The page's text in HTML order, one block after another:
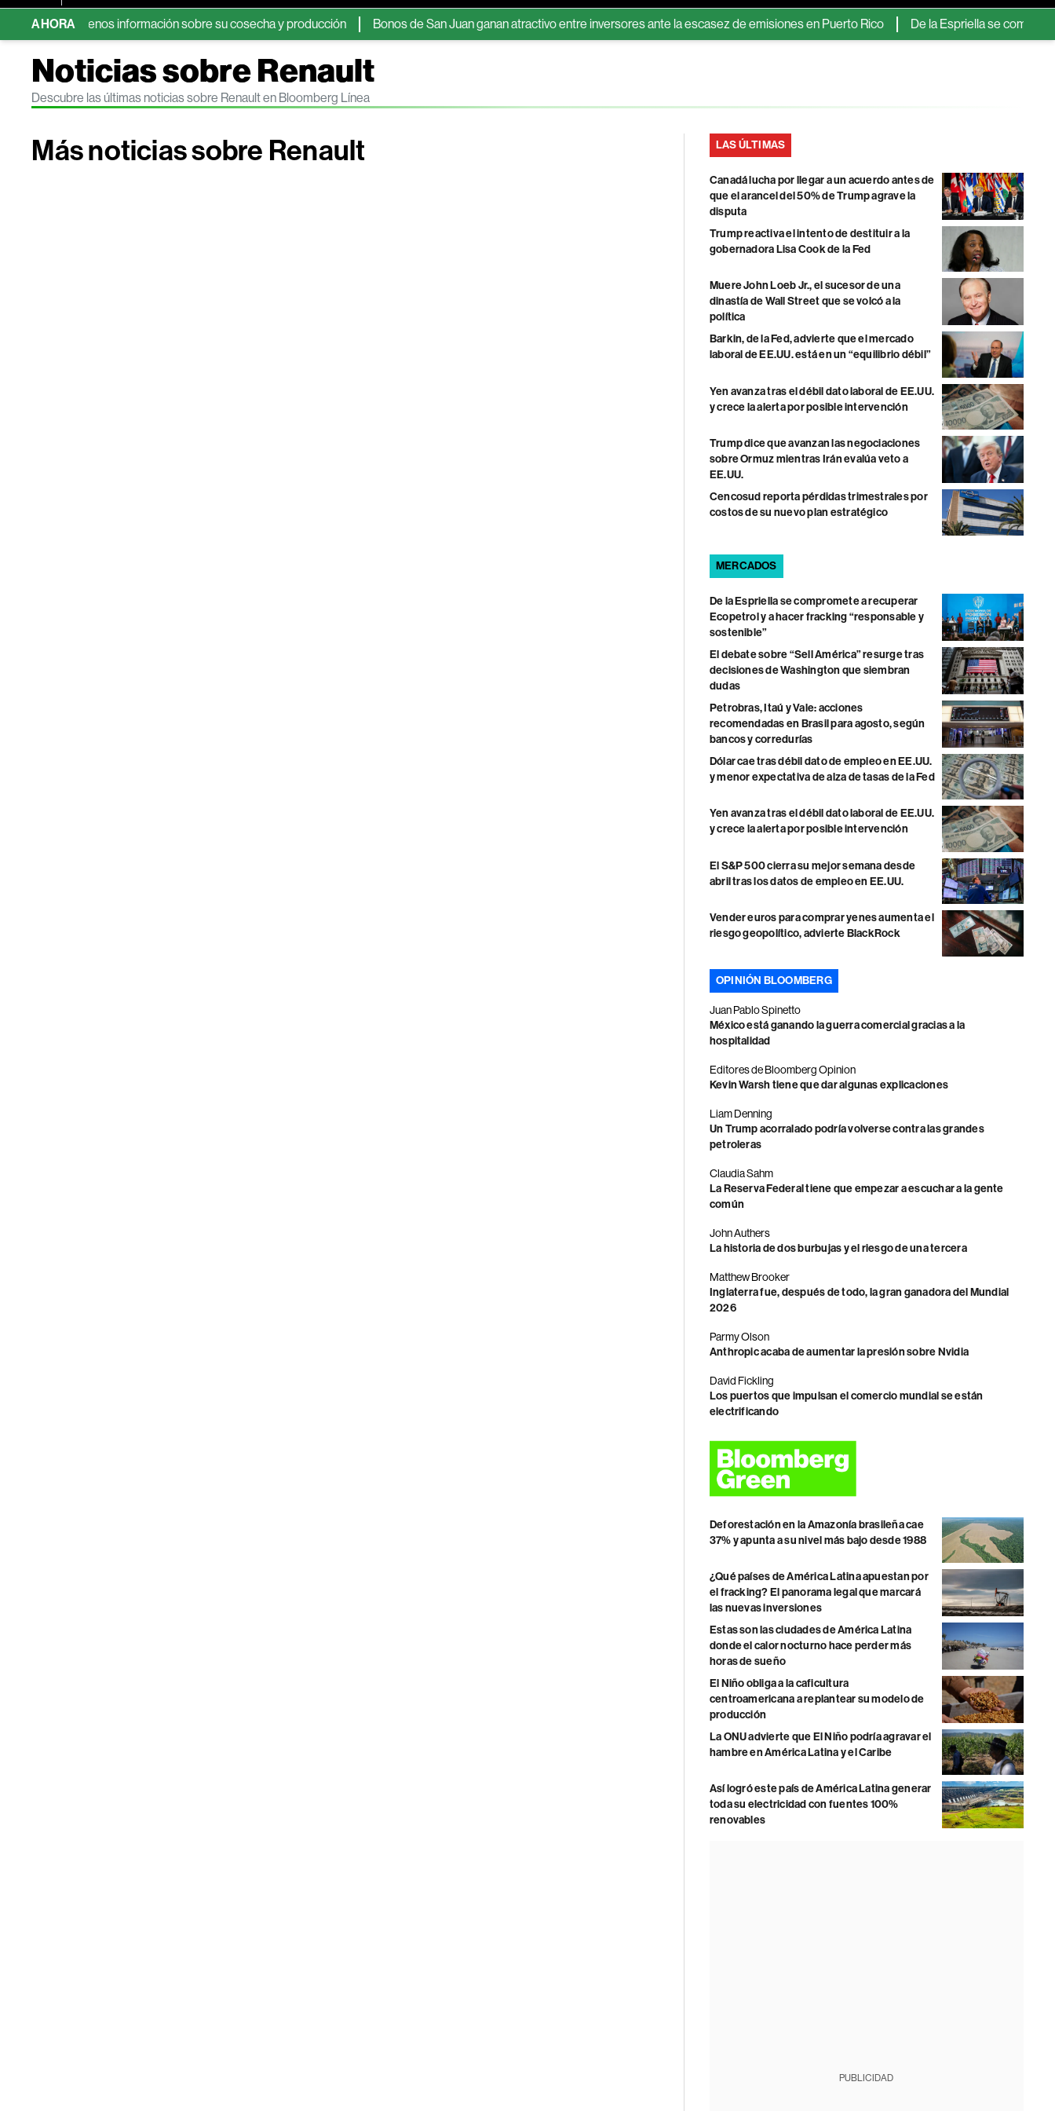
AHORA
menos información sobre su cosecha y producción Bonos de San Juan ganan atractivo entre inversores ante la escasez de emisiones en Puerto Rico De la Espriella se compromete a
Noticias sobre Renault
Descubre las últimas noticias sobre Renault en Bloomberg Línea
Más noticias sobre Renault LAS ÚLTIMAS
Canadá lucha por llegar a un acuerdo antes de
que el arancel del 50% de Trump agrave la
disputa
Trump reactiva el intento de destituir a la
gobernadora Lisa Cook de la Fed
Muere John Loeb Jr., el sucesor de una
dinastía de Wall Street que se volcó a la
política
Barkin, de la Fed, advierte que el mercado
laboral de EE.UU. está en un “equilibrio débil”
Yen avanza tras el débil dato laboral de EE.UU.
y crece la alerta por posible intervención
Trump dice que avanzan las negociaciones
sobre Ormuz mientras Irán evalúa veto a
EE.UU.
Cencosud reporta pérdidas trimestrales por
costos de su nuevo plan estratégico
MERCADOS
De la Espriella se compromete a recuperar
Ecopetrol y a hacer fracking “responsable y
sostenible”
El debate sobre “Sell América” resurge tras
decisiones de Washington que siembran
dudas
Petrobras, Itaú y Vale: acciones
recomendadas en Brasil para agosto, según
bancos y corredurías
Dólar cae tras débil dato de empleo en EE.UU.
y menor expectativa de alza de tasas de la Fed
Yen avanza tras el débil dato laboral de EE.UU.
y crece la alerta por posible intervención
El S&P 500 cierra su mejor semana desde
abril tras los datos de empleo en EE.UU.
Vender euros para comprar yenes aumenta el
riesgo geopolítico, advierte BlackRock
OPINIÓN BLOOMBERG
Juan Pablo Spinetto
México está ganando la guerra comercial gracias a la
hospitalidad
Editores de Bloomberg Opinion
Kevin Warsh tiene que dar algunas explicaciones
Liam Denning
Un Trump acorralado podría volverse contra las grandes
petroleras
Claudia Sahm
La Reserva Federal tiene que empezar a escuchar a la gente
común
John Authers
La historia de dos burbujas y el riesgo de una tercera
Matthew Brooker
Inglaterra fue, después de todo, la gran ganadora del Mundial
2026
Parmy Olson
Anthropic acaba de aumentar la presión sobre Nvidia
David Fickling
Los puertos que impulsan el comercio mundial se están
electrificando
Deforestación en la Amazonía brasileña cae
37% y apunta a su nivel más bajo desde 1988
¿Qué países de América Latina apuestan por
el fracking? El panorama legal que marcará
las nuevas inversiones
Estas son las ciudades de América Latina
donde el calor nocturno hace perder más
horas de sueño
El Niño obliga a la caficultura
centroamericana a replantear su modelo de
producción
La ONU advierte que El Niño podría agravar el
hambre en América Latina y el Caribe
Así logró este país de América Latina generar
toda su electricidad con fuentes 100%
renovables
PUBLICIDAD